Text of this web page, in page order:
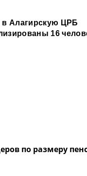
по размеру
в Алагирскую ЦРБ
16